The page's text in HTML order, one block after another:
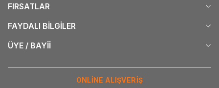
FIRSATLAR
FAYDALI BİLGİLER
ÜYE / BAYİİ
ONLİNE ALIŞVERİŞ